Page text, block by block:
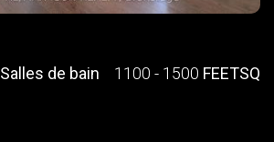
Salles de bain 1100 - 1500 FEETSQ